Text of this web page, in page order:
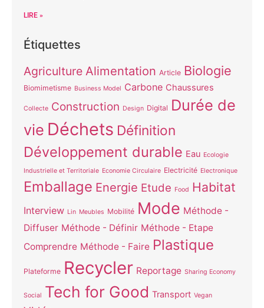
LIRE »
Étiquettes
Agriculture Alimentation Article Biologie
Biomimetisme Business Model Carbone Chaussures
Collecte Construction Design Digital Durée de
vie Déchets Définition
Développement durable Eau Ecologie
Industrielle et Territoriale Economie Circulaire Electricité Electronique
Emballage Energie Etude Food Habitat
Interview Lin Meubles Mobilité Mode Méthode -
Diffuser Méthode - Définir Méthode - Etape
Comprendre Méthode - Faire Plastique
Plateforme Recycler Reportage Sharing Economy
Social Tech for Good Transport Vegan